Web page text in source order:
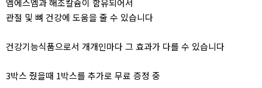
엠에스엠과 해조칼슘이 함유되어서
관절 및 뼈 건강에 도움을 줄 수 있습니다
건강기능식품으로서 개개인마다 그 효과가 다를 수 있습니다
3박스 줬을때 1박스를 추가로 무료 증정 중